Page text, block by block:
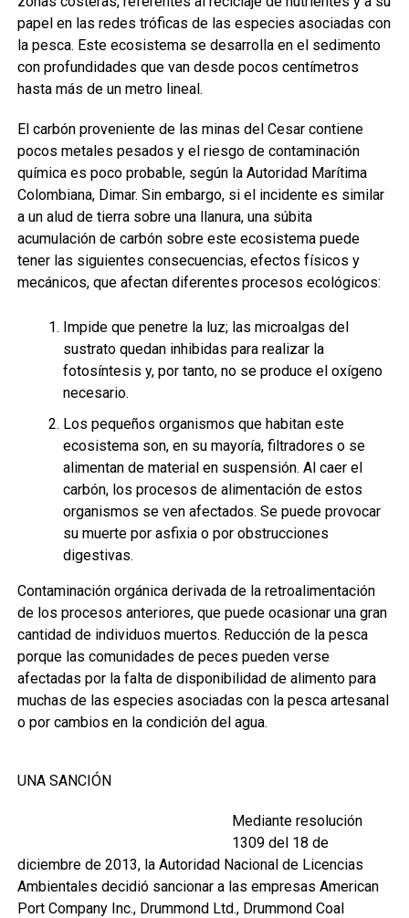
papel en las redes tróficas de las especies asociadas con
la pesca. Este ecosistema se desarrolla en el sedimento
con profundidades que van desde pocos centímetros
hasta más de un metro lineal.
El carbón proveniente de las minas del Cesar contiene
pocos metales pesados y el riesgo de contaminación
química es poco probable, según la Autoridad Marítima
Colombiana, Dimar. Sin embargo, si el incidente es similar
a un alud de tierra sobre una llanura, una súbita
acumulación de carbón sobre este ecosistema puede
tener las siguientes consecuencias, efectos físicos y
mecánicos, que afectan diferentes procesos ecológicos:
Impide que penetre la luz; las microalgas del
sustrato quedan inhibidas para realizar la
fotosíntesis y, por tanto, no se produce el oxígeno
necesario.
Los pequeños organismos que habitan este
ecosistema son, en su mayoría, filtradores o se
alimentan de material en suspensión. Al caer el
carbón, los procesos de alimentación de estos
organismos se ven afectados. Se puede provocar
su muerte por asfixia o por obstrucciones
digestivas.
Contaminación orgánica derivada de la retroalimentación
de los procesos anteriores, que puede ocasionar una gran
cantidad de individuos muertos. Reducción de la pesca
porque las comunidades de peces pueden verse
afectadas por la falta de disponibilidad de alimento para
muchas de las especies asociadas con la pesca artesanal
o por cambios en la condición del agua.
UNA SANCIÓN
Mediante resolución
1309 del 18 de
diciembre de 2013, la Autoridad Nacional de Licencias
Ambientales decidió sancionar a las empresas American
Port Company Inc., Drummond Ltd., Drummond Coal